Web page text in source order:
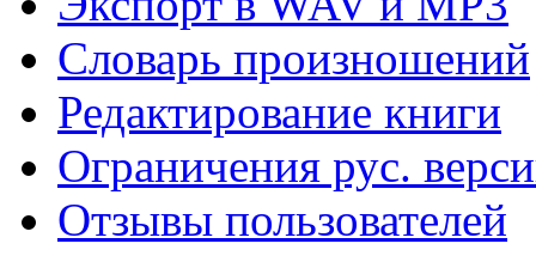
Словарь произношений
Редактирование книги
Ограничения рус.
Отзывы пользователей